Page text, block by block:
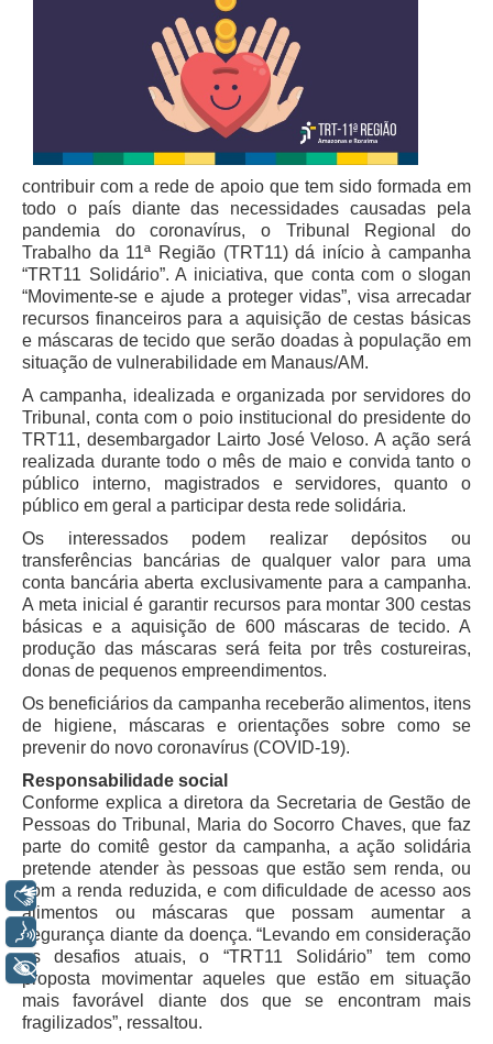
Juízes Substitutos
Comitê Gestor Regional do PJe
Comitê Gestor Regional do e-Gestão e de Tabelas
Processuais Unificadas
Comitê do Datajud
Comissão Regional de Pesquisa Judiciária e Ciência de
Dados
Comissão de Ética
Comitê de Priorização do Primeiro Grau
Comitê de Gestão de Pessoas
Comissão de Vitaliciamento
Comitê de Atenção Integral à Saúde de Magistrados e
Servidores
Comitê de Segurança Permanente
Comitê de Combate ao Trabalho Infantil e de Estímulo à
Aprendizagem
Comitê de Incentivo à Participação Institucional Feminina
no âmbito do TRT-11
Comitê de Prevenção e Enfrentamento do Assédio
Moral, do Assédio Sexual e da Discriminação
Comissão Permanente de Gestão Socioambiental
Comitê Gestor do Plano de Contratações e Aquisições
no Âmbito do TRT11
Grupo Operacional do Centro de Inteligência
Comitê de Equidade de Raça, Gênero e Diversidade
Comitê PopRuaJud
Comissão de Justiça Itinerante
Comissão Permanente de Avaliação Documental
Automação e IA
contribuir com a rede de apoio que tem sido formada em
todo o país diante das necessidades causadas pela
pandemia do coronavírus, o Tribunal Regional do
Trabalho da 11ª Região (TRT11) dá início à campanha
“TRT11 Solidário”. A iniciativa, que conta com o slogan
“Movimente-se e ajude a proteger vidas”, visa arrecadar
recursos financeiros para a aquisição de cestas básicas
e máscaras de tecido que serão doadas à população em
situação de vulnerabilidade em Manaus/AM.
A campanha, idealizada e organizada por servidores do
Tribunal, conta com o poio institucional do presidente do
TRT11, desembargador Lairto José Veloso. A ação será
realizada durante todo o mês de maio e convida tanto o
público interno, magistrados e servidores, quanto o
público em geral a participar desta rede solidária.
Os interessados podem realizar depósitos ou
transferências bancárias de qualquer valor para uma
conta bancária aberta exclusivamente para a campanha.
A meta inicial é garantir recursos para montar 300 cestas
básicas e a aquisição de 600 máscaras de tecido. A
produção das máscaras será feita por três costureiras,
donas de pequenos empreendimentos.
Os beneficiários da campanha receberão alimentos, itens
de higiene, máscaras e orientações sobre como se
prevenir do novo coronavírus (COVID-19).
Responsabilidade social
Conforme explica a diretora da Secretaria de Gestão de
Pessoas do Tribunal, Maria do Socorro Chaves, que faz
parte do comitê gestor da campanha, a ação solidária
pretende atender às pessoas que estão sem renda, ou
com a renda reduzida, e com dificuldade de acesso aos
alimentos ou máscaras que possam aumentar a
segurança diante da doença. “Levando em consideração
os desafios atuais, o “TRT11 Solidário” tem como
proposta movimentar aqueles que estão em situação
mais favorável diante dos que se encontram mais
fragilizados”, ressaltou.
Libras
Voz
+ Acessibilidade